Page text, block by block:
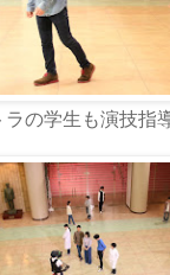
ラの学生も演技指